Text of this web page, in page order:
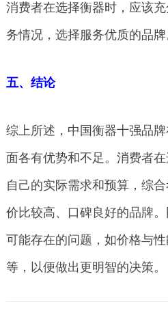
消费者在选择衡器时，应该
务情况，选择服务优质的品牌
五、结论
综上所述，中国衡器十强品
面各有优势和不足。消费者
自己的实际需求和预算，综
价比较高、口碑良好的品牌
可能存在的问题，如价格与
等，以便做出更明智的决策。